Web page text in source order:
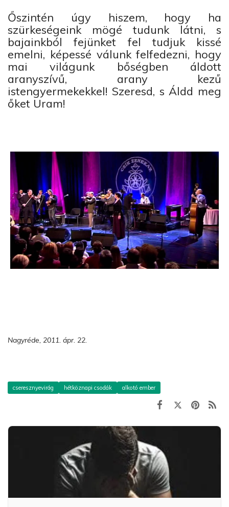
Őszintén úgy hiszem, hogy ha
szürkeségeink mögé tudunk látni, s
bajainkból fejünket fel tudjuk kissé
emelni, képessé válunk felfedezni, hogy
mai világunk bőségben áldott
aranyszívű, arany kezű
istengyermekekkel! Szeresd, s Áldd meg
őket Uram!
Nagyréde, 2011. ápr. 22.
cseresznyevirág hétköznapi csodák alkotó ember